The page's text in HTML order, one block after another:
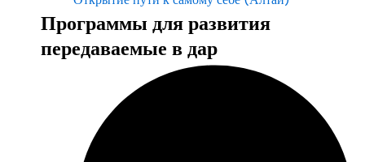
Программы для развития
передаваемые в дар